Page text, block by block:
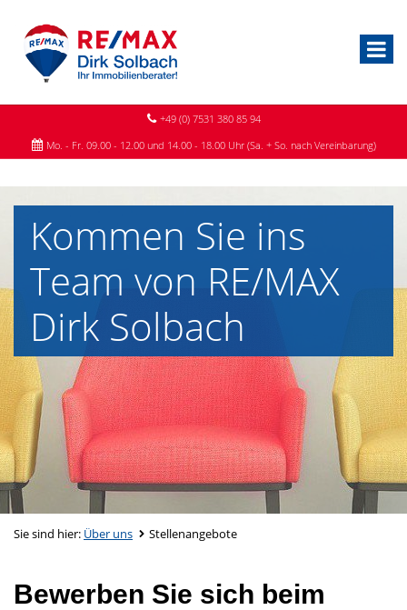
+49 (0) 7531 380 85 94
Mo. - Fr. 09.00 - 12.00 und 14.00 - 18.00 Uhr (Sa. + So. nach Vereinbarung)
Kommen Sie ins
Team von RE/MAX
Dirk Solbach
Sie sind hier: Über uns Stellenangebote
Bewerben Sie sich beim